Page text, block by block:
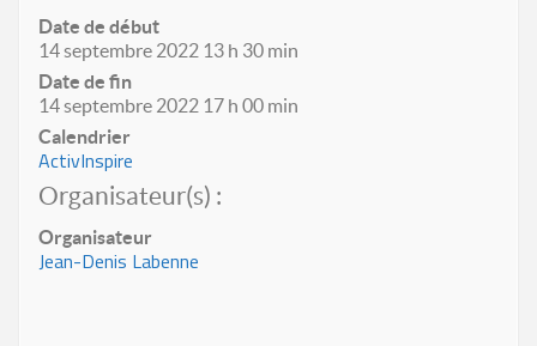
Date de début
14 septembre 2022 13 h 30 min
Date de fin
14 septembre 2022 17 h 00 min
Calendrier
ActivInspire
Organisateur(s) :
Organisateur
Jean-Denis Labenne